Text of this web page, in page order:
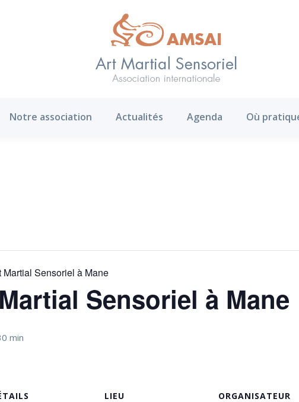
Notre association Actualités Agenda Où
Martial Sensoriel à Mane
Sensoriel à Mane
min
LIEU ORGANISATEUR
Notre association